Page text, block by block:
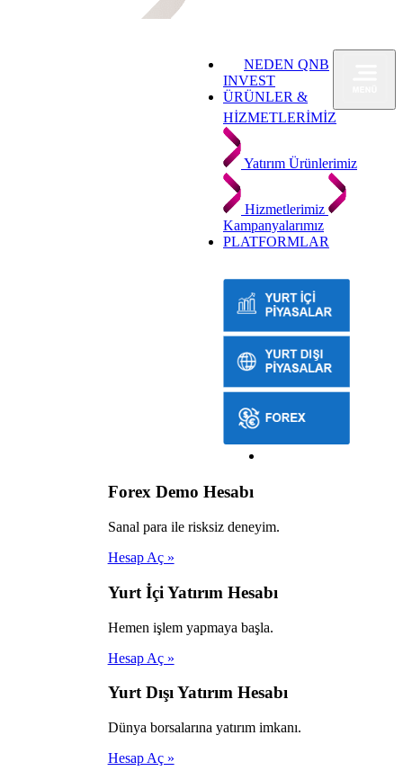
NEDEN QNB
INVEST
ÜRÜNLER &
HİZMETLERİMİZ
Yatırım Ürünlerimiz
Hizmetlerimiz
Kampanyalarımız
PLATFORMLAR
Forex Demo Hesabı
Sanal para ile risksiz deneyim.
Hesap Aç »
Yurt İçi Yatırım Hesabı
Hemen işlem yapmaya başla.
Hesap Aç »
Yurt Dışı Yatırım Hesabı
Dünya borsalarına yatırım imkanı.
Hesap Aç »